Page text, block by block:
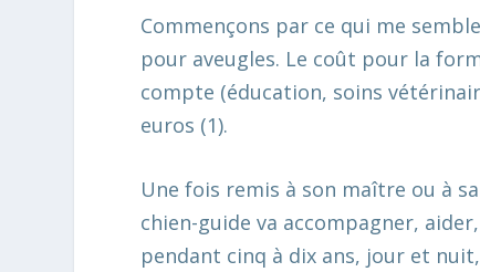
Commençons par ce qui me
pour aveugles. Le coût pour la
compte (éducation, soins
euros (1).
Une fois remis à son maître ou à
chien-guide va accompagner,
pendant cinq à dix ans, jour et